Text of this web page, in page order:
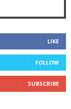
LIKE
FOLLOW
SUBSCRIBE